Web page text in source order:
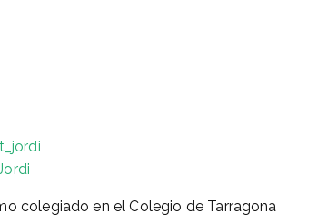
colegiado en el Colegio de Tarragona